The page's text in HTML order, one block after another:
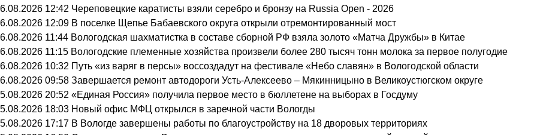
6.08.2026 12:42 Череповецкие каратисты взяли серебро и бронзу на Russia Open - 2026
6.08.2026 12:09 В поселке Щепье Бабаевского округа открыли отремонтированный мост
6.08.2026 11:44 Вологодская шахматистка в составе сборной РФ взяла золото «Матча Дружбы» в Китае
6.08.2026 11:15 Вологодские племенные хозяйства произвели более 280 тысяч тонн молока за первое полугодие
6.08.2026 10:32 Путь «из варяг в персы» воссоздадут на фестивале «Небо славян» в Вологодской области
6.08.2026 09:58 Завершается ремонт автодороги Усть-Алексеево – Мякинницыно в Великоустюгском округе
5.08.2026 20:52 «Единая Россия» получила первое место в бюллетене на выборах в Госдуму
5.08.2026 18:03 Новый офис МФЦ открылся в заречной части Вологды
5.08.2026 17:17 В Вологде завершены работы по благоустройству на 18 дворовых территориях